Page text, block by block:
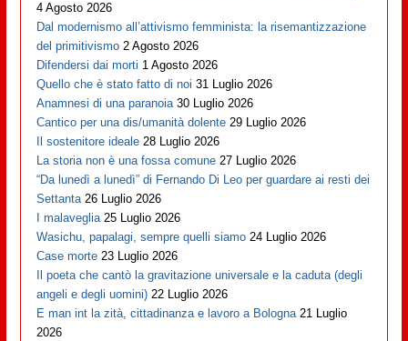
4 Agosto 2026
Dal modernismo all’attivismo femminista: la risemantizzazione
del primitivismo 2 Agosto 2026
Difendersi dai morti 1 Agosto 2026
Quello che è stato fatto di noi 31 Luglio 2026
Anamnesi di una paranoia 30 Luglio 2026
Cantico per una dis/umanità dolente 29 Luglio 2026
Il sostenitore ideale 28 Luglio 2026
La storia non è una fossa comune 27 Luglio 2026
“Da lunedì a lunedì” di Fernando Di Leo per guardare ai resti dei
Settanta 26 Luglio 2026
I malaveglia 25 Luglio 2026
Wasichu, papalagi, sempre quelli siamo 24 Luglio 2026
Case morte 23 Luglio 2026
Il poeta che cantò la gravitazione universale e la caduta (degli
angeli e degli uomini) 22 Luglio 2026
E man int la zità, cittadinanza e lavoro a Bologna 21 Luglio
2026